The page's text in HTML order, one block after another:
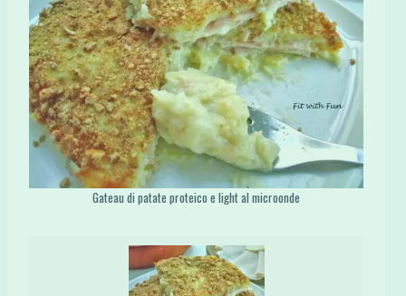
Gateau di patate proteico e light al microonde